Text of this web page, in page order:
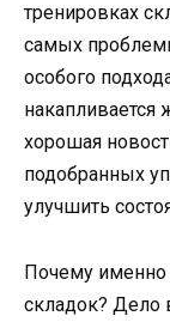
тренировках
самых
особого
накапливается
хорошая
подобранных
улучшить
Почему именно
складок? Дело